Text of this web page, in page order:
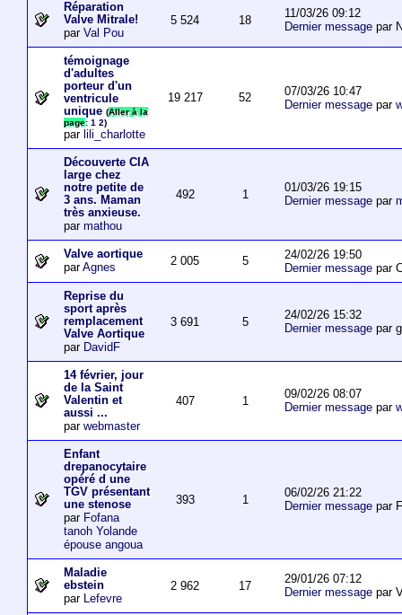
Réparation
Valve Mitrale!
par Val Pou
5 524 18
11/03/26 09:12
Dernier messagepar
témoignage
d'adultes
porteur d'un
ventricule
unique (Aller à la
page: 1 2)
par lili_charlotte
19 217 52
07/03/26 10:47
Dernier messagepar
Découverte CIA
large chez
notre petite de
3 ans. Maman
très anxieuse.
par mathou
492 1
01/03/26 19:15
Dernier messagepar
Valve aortique
parAgnes 2 005 5
24/02/26 19:50
Dernier messagepar
Reprise du
sport après
remplacement
Valve Aortique
par DavidF
3 691 5
24/02/26 15:32
Dernier messagepar
14 février, jour
de la Saint
Valentin et
aussi ...
par webmaster
407 1
09/02/26 08:07
Dernier messagepar
Enfant
drepanocytaire
opéré d une
TGV présentant
une stenose
par Fofana
tanoh Yolande
épouse angoua
393 1
06/02/26 21:22
Dernier messagepar
Maladie
ebstein
par Lefevre
2 962 17
29/01/26 07:12
Dernier messagepar